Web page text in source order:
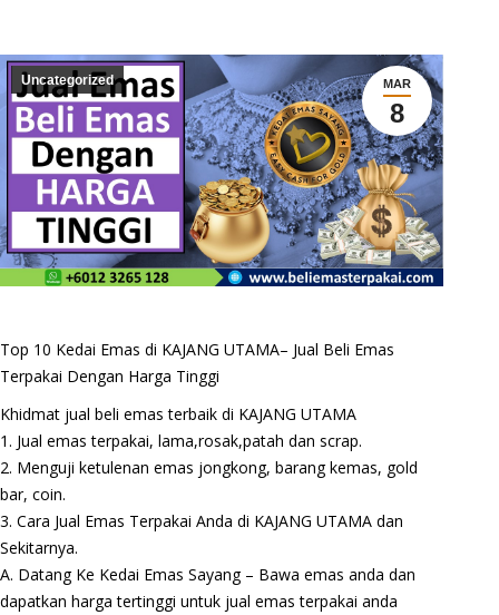
MAR
8
Uncategorized
Top 10 Kedai Emas di KAJANG UTAMA– Jual Beli Emas
Terpakai Dengan Harga Tinggi
Khidmat jual beli emas terbaik di KAJANG UTAMA
1. Jual emas terpakai, lama,rosak,patah dan scrap.
2. Menguji ketulenan emas jongkong, barang kemas, gold
bar, coin.
3. Cara Jual Emas Terpakai Anda di KAJANG UTAMA dan
Sekitarnya.
A. Datang Ke Kedai Emas Sayang – Bawa emas anda dan
dapatkan harga tertinggi untuk jual emas terpakai anda